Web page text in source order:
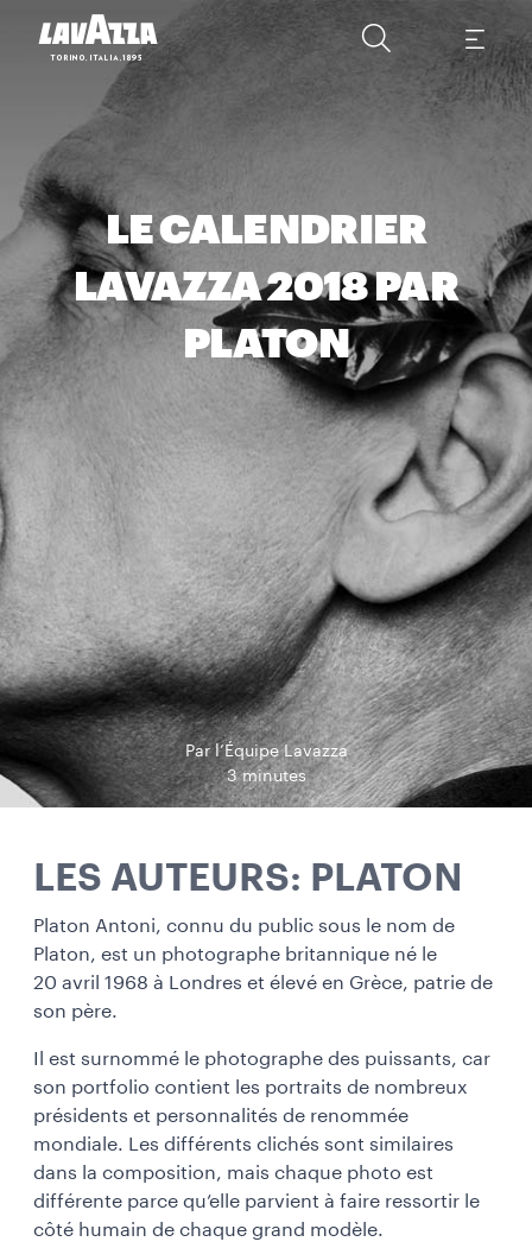
LE CALENDRIER
LAVAZZA 2018 PAR
PLATON
Par l’Équipe Lavazza
3 minutes
LES AUTEURS: PLATON
Platon Antoni, connu du public sous le nom de
Platon, est un photographe britannique né le
20 avril 1968 à Londres et élevé en Grèce, patrie de
son père.
Il est surnommé le photographe des puissants, car
son portfolio contient les portraits de nombreux
présidents et personnalités de renommée
mondiale. Les différents clichés sont similaires
dans la composition, mais chaque photo est
différente parce qu’elle parvient à faire ressortir le
côté humain de chaque grand modèle.